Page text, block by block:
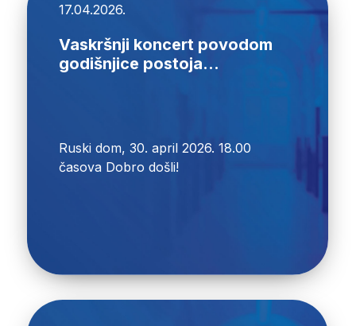
17.04.2026.
Vaskršnji koncert povodom
godišnjice postoja...
Ruski dom, 30. april 2026. 18.00
časova Dobro došli!